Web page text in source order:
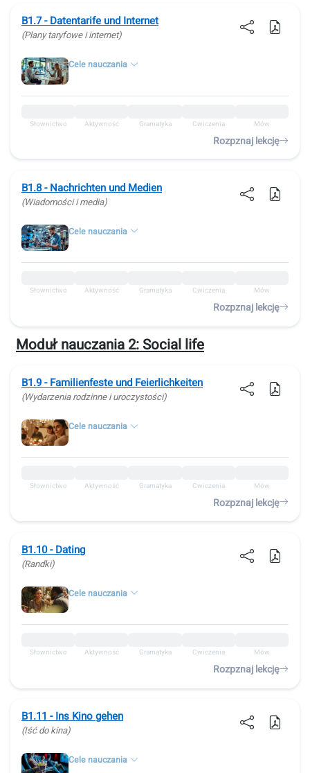
B1.7 - Datentarife und Internet
(Plany taryfowe i internet)
Cele nauczania
Słownictwo Aktywność Gramatyka Ćwiczenia Mów
Rozpznaj lekcję
B1.8 - Nachrichten und Medien
(Wiadomości i media)
Cele nauczania
Słownictwo Aktywność Gramatyka Ćwiczenia Mów
Rozpznaj lekcję
Moduł nauczania 2:Social life
B1.9 - Familienfeste und Feierlichkeiten
(Wydarzenia rodzinne i uroczystości)
Cele nauczania
Słownictwo Aktywność Gramatyka Ćwiczenia Mów
Rozpznaj lekcję
B1.10 - Dating
(Randki)
Cele nauczania
Słownictwo Aktywność Gramatyka Ćwiczenia Mów
Rozpznaj lekcję
B1.11 - Ins Kino gehen
(Iść do kina)
Cele nauczania